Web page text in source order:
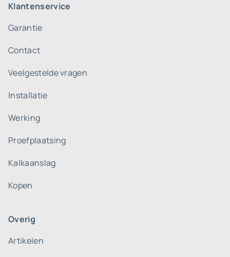
Klantenservice
Garantie
Contact
Veelgestelde vragen
Installatie
Werking
Proefplaatsing
Kalkaanslag
Kopen
Overig
Artikelen